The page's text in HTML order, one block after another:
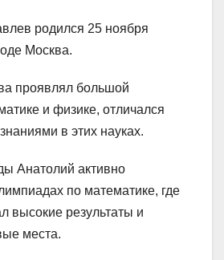
родился 25 ноября
Москва.
проявлял большой
и физике, отличался
в этих науках.
Анатолий активно
по математике, где
высокие результаты и
места.